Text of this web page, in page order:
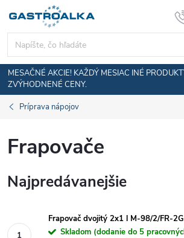
obsah
MESAČNÉ AKCIE! KAŽDÝ MESIAC INÉ
ZVÝHODNENÉ CENY.
Príprava nápojov
Frapovače
Najpredávanejšie
Frapovač dvojitý 2x1 l M-98/2/FR-2G
Skladom (dodanie do 5